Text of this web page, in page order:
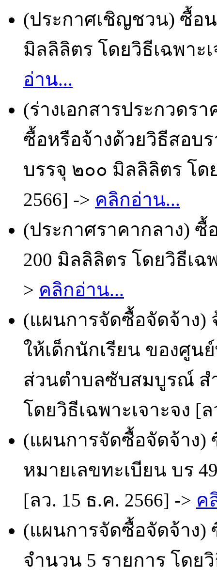
(ประกาศเชิญชวน) ซื้อน
มิลลิลิตร โดยวิธีเฉพาะ
อ่าน...
(ร่างเอกสารประกวดรา
ซื้อหรือจ้างด้วยวิธีสอบ
บรรจุ ๒๐๐ มิลลิลิตร โด
2566] -> คลิกอ่าน...
(ประกาศราคากลาง) ซื้
200 มิลลิลิตร โดยวิธีเฉ
> คลิกอ่าน...
(แผนการจัดซื้อจัดจ้าง)
ให้เด็กนักเรียน ของศูน
ส่วนตำบลซับสมบูรณ์ ส
โดยวิธีเฉพาะเจาะจง [
(แผนการจัดซื้อจัดจ้าง)
หมายเลขทะเบียน บร
[ลว. 15 ธ.ค. 2566] -> ค
(แผนการจัดซื้อจัดจ้าง)
จำนวน 5 รายการ โดย